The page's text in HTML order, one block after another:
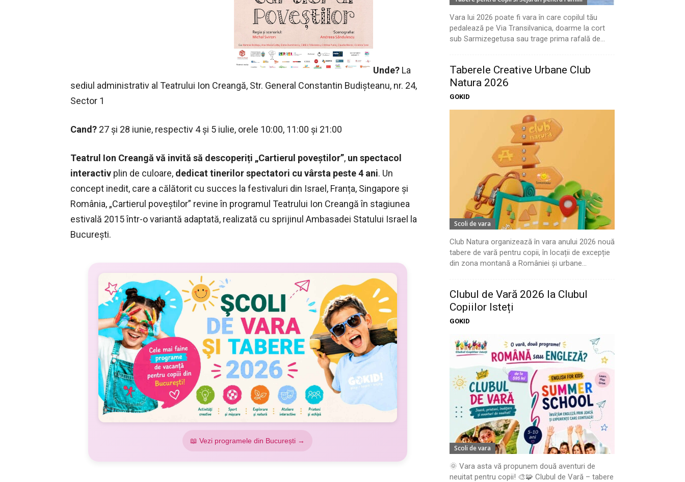
Unde? La
sediul administrativ al Teatrului Ion Creangă, Str. General Constantin Budișteanu, nr. 24,
Sector 1
Cand? 27 și 28 iunie, respectiv 4 și 5 iulie, orele 10:00, 11:00 și 21:00
Teatrul Ion Creangă vă invită să descoperiți „Cartierul poveștilor”, un spectacol
interactiv plin de culoare, dedicat tinerilor spectatori cu vârsta peste 4 ani. Un
concept inedit, care a călătorit cu succes la festivaluri din Israel, Franța, Singapore și
România, „Cartierul poveștilor” revine în programul Teatrului Ion Creangă în stagiunea
estivală 2015 într-o variantă adaptată, realizată cu sprijinul Ambasadei Statului Israel la
București.
📖 Vezi programele din București →
Vara lui 2026 poate fi vara în care copilul tău
pedalează pe Via Transilvanica, doarme la cort
sub Sarmizegetusa sau trage prima rafală de...
Taberele Creative Urbane Club
Natura 2026
GOKID
Scoli de vara
Club Natura organizează în vara anului 2026 nouă
tabere de vară pentru copii, în locații de excepție
din zona montană a României și urbane...
Clubul de Vară 2026 la Clubul
Copiilor Isteți
GOKID
Scoli de vara
🌞 Vara asta vă propunem două aventuri de
neuitat pentru copii! 🎨🧩 Clubul de Vară – tabere